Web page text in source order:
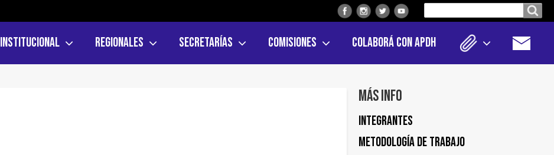
el
sitio
Institucional Regionales Secretarías Comisiones Colaborá con APDH
Más info
Integrantes
Metodología de trabajo